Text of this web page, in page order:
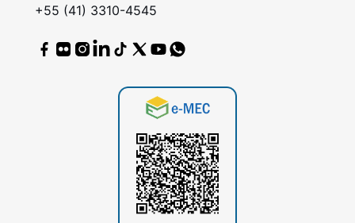
+55 (41) 3310-4545